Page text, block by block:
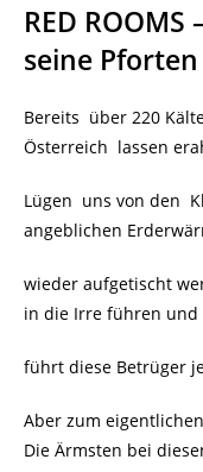
RED
seine Pforten
Bereits über 220
Österreich lassen
Lügen uns von den
angeblichen
wieder aufgetischt
in die Irre führen und
führt diese Betrüger
Aber zum
Die Ärmsten bei